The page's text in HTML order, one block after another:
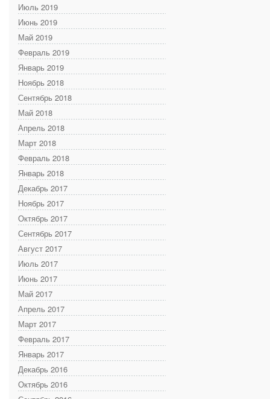
Июль 2019
Июнь 2019
Май 2019
Февраль 2019
Январь 2019
Ноябрь 2018
Сентябрь 2018
Май 2018
Апрель 2018
Март 2018
Февраль 2018
Январь 2018
Декабрь 2017
Ноябрь 2017
Октябрь 2017
Сентябрь 2017
Август 2017
Июль 2017
Июнь 2017
Май 2017
Апрель 2017
Март 2017
Февраль 2017
Январь 2017
Декабрь 2016
Октябрь 2016